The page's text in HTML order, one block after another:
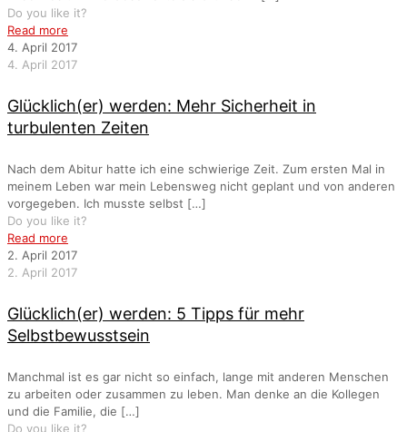
Do you like it?
Read more
4. April 2017
4. April 2017
Glücklich(er) werden: Mehr Sicherheit in
turbulenten Zeiten
Nach dem Abitur hatte ich eine schwierige Zeit. Zum ersten Mal in
meinem Leben war mein Lebensweg nicht geplant und von anderen
vorgegeben. Ich musste selbst […]
Do you like it?
Read more
2. April 2017
2. April 2017
Glücklich(er) werden: 5 Tipps für mehr
Selbstbewusstsein
Manchmal ist es gar nicht so einfach, lange mit anderen Menschen
zu arbeiten oder zusammen zu leben. Man denke an die Kollegen
und die Familie, die […]
Do you like it?